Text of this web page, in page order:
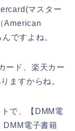
マスター
American
ですよね。
ード、楽天カー
ますからね。
で、【DMM電
DMM電子書籍